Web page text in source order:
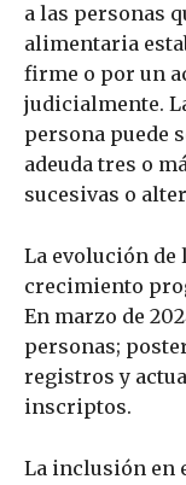
a las personas
alimentaria
firme o por un
judicialmente.
persona puede
adeuda tres o
sucesivas o
La evolución de
crecimiento
En marzo de
personas;
registros y
inscriptos.
La inclusión en